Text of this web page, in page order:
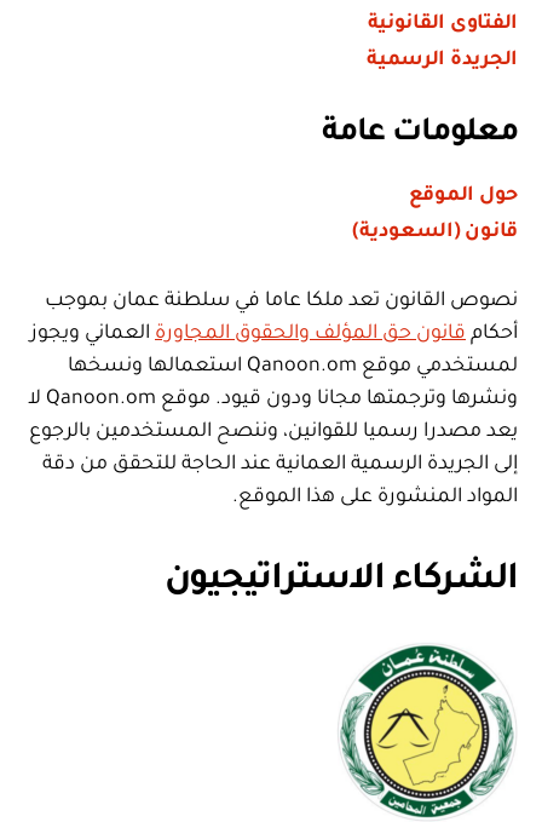
الفتاوى القانونية
الجريدة الرسمية
معلومات عامة
حول الموقع
قانون (السعودية)
نصوص القانون تعد ملكا عاما في سلطنة عمان بموجب
أحكام قانون حق المؤلف والحقوق المجاورة العماني ويجوز
لمستخدمي موقع Qanoon.om استعمالها ونسخها
ونشرها وترجمتها مجانا ودون قيود. موقع Qanoon.om لا
يعد مصدرا رسميا للقوانين، وننصح المستخدمين بالرجوع
إلى الجريدة الرسمية العمانية عند الحاجة للتحقق من دقة
المواد المنشورة على هذا الموقع.
الشركاء الاستراتيجيون